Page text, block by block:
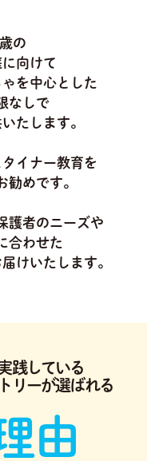
の
向けて
を中心とした
なしで
たします。
イナー教育を
勧めです。
護者のニーズや
合わせた
けいたします。
践している
リーが選ばれる
由